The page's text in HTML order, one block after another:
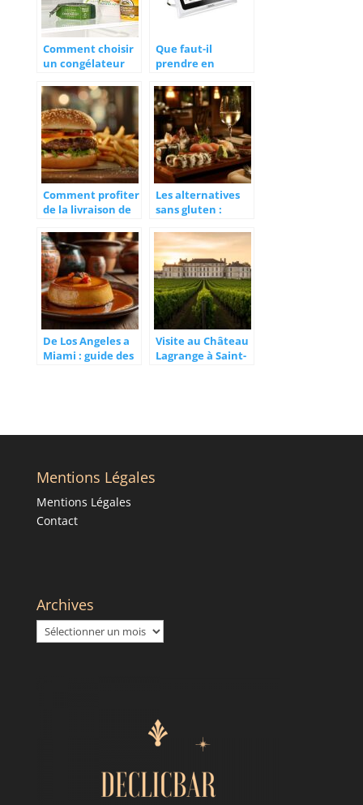
Comment choisir
un congélateur
Que faut-il
prendre en
choisir sa tablette
de cuisine ?
Comment profiter
de la livraison de
: options et
avantages
Les alternatives
sans gluten :
meilleurs sushis
de Bordeaux pour
les personnes
sensibles
De Los Angeles a
Miami : guide des
Visite au Château
Lagrange à Saint-
Mentions Légales
Mentions Légales
Contact
Archives
Archives